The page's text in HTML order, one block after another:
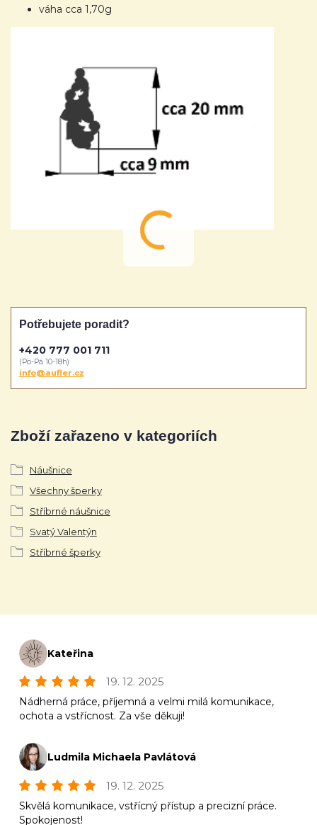
váha cca 1,70g
Zboží zařazeno v kategoriích
Náušnice
Všechny šperky
Stříbrné náušnice
Svatý Valentýn
Stříbrné šperky
Potřebujete poradit?
+420 777 001 711
(Po-Pá 10-18h)
info@aufler.cz
Kateřina
19. 12. 2025
Nádherná práce, příjemná a velmi milá komunikace,
ochota a vstřícnost. Za vše děkuji!
Ludmila Michaela Pavlátová
19. 12. 2025
Skvělá komunikace, vstřícný přístup a precizní práce.
Spokojenost!